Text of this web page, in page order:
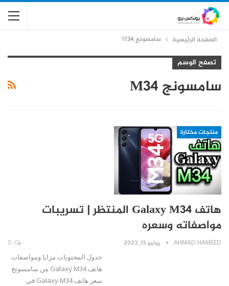
الصفحة الرئيسية سامسونج M34
تصفح الوسم
سامسونج M34
منتجات مختارة
هاتف Galaxy M34 المنتظر | تسريبات
مواصفاته وسعره
AHMAD HAMEED يوليو 13, 2023
جدول المحتويات مزايا ومواصفات
هاتف Galaxy M34 من سامسونج
سعر هاتف Galaxy M34 في